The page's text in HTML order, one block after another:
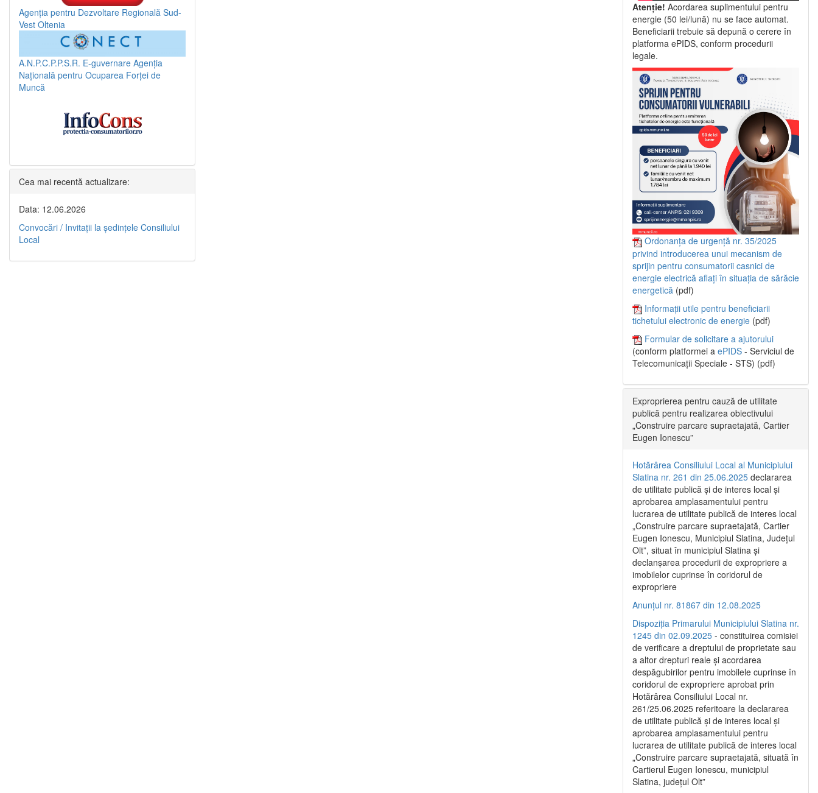
Agenția pentru Dezvoltare Regională Sud-
Vest Oltenia
A.N.P.C.P.P.S.R. E-guvernare Agenția
Națională pentru Ocuparea Forței de
Muncă
Cea mai recentă actualizare:
Data: 12.06.2026
Convocări / Invitaţii la şedinţele Consiliului
Local
Atenție! Acordarea suplimentului pentru
energie (50 lei/lună) nu se face automat.
Beneficiarii trebuie să depună o cerere în
platforma ePIDS, conform procedurii
legale.
Ordonanța de urgență nr. 35/2025
privind introducerea unui mecanism de
sprijin pentru consumatorii casnici de
energie electrică aflați în situația de sărăcie
energetică (pdf)
Informații utile pentru beneficiarii
tichetului electronic de energie (pdf)
Formular de solicitare a ajutorului
(conform platformei a ePIDS - Serviciul de
Telecomunicații Speciale - STS) (pdf)
Exproprierea pentru cauză de utilitate
publică pentru realizarea obiectivului
„Construire parcare supraetajată, Cartier
Eugen Ionescu”
Hotărârea Consiliului Local al Municipiului
Slatina nr. 261 din 25.06.2025 declararea
de utilitate publică și de interes local și
aprobarea amplasamentului pentru
lucrarea de utilitate publică de interes local
„Construire parcare supraetajată, Cartier
Eugen Ionescu, Municipiul Slatina, Județul
Olt”, situat în municipiul Slatina și
declanșarea procedurii de expropriere a
imobilelor cuprinse în coridorul de
expropriere
Anunțul nr. 81867 din 12.08.2025
Dispoziția Primarului Municipiului Slatina nr.
1245 din 02.09.2025 - constituirea comisiei
de verificare a dreptului de proprietate sau
a altor drepturi reale și acordarea
despăgubirilor pentru imobilele cuprinse în
coridorul de expropriere aprobat prin
Hotărârea Consiliului Local nr.
261/25.06.2025 referitoare la declararea
de utilitate publică și de interes local și
aprobarea amplasamentului pentru
lucrarea de utilitate publică de interes local
„Construire parcare supraetajată, situată în
Cartierul Eugen Ionescu, municipiul
Slatina, județul Olt”